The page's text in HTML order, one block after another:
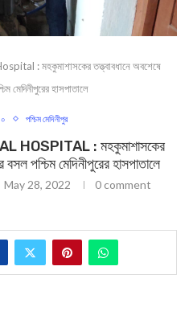
: মহকুমাশাসকের তত্ত্বাবধানে অবশেষে
মেদিনীপুরের হাসপাতালে
পশ্চিম মেদিনীপুর
HOSPITAL : মহকুমাশাসকের
বসল পশ্চিম মেদিনীপুরের হাসপাতালে
May 28, 2022 0 comment